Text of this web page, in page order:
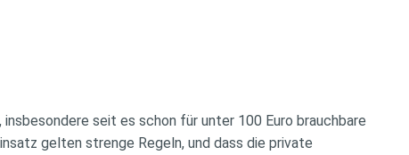
seit es schon für unter 100 Euro brauchbare
gelten strenge Regeln, und dass die private